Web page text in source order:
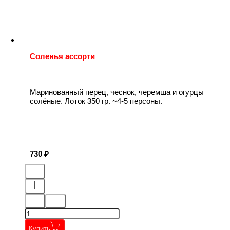
Соленья ассорти
Маринованный перец, чеснок, черемша и огурцы
солёные. Лоток 350 гр. ~4-5 персоны.
730